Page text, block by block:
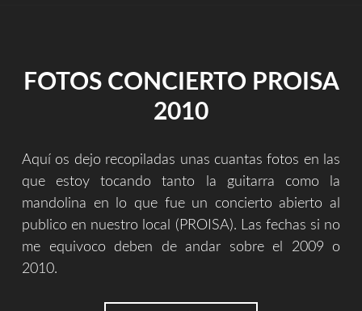
FOTOS CONCIERTO PROISA
2010
Aquí os dejo recopiladas unas cuantas fotos en las
que estoy tocando tanto la guitarra como la
mandolina en lo que fue un concierto abierto al
publico en nuestro local (PROISA). Las fechas si no
me equivoco deben de andar sobre el 2009 o
2010.